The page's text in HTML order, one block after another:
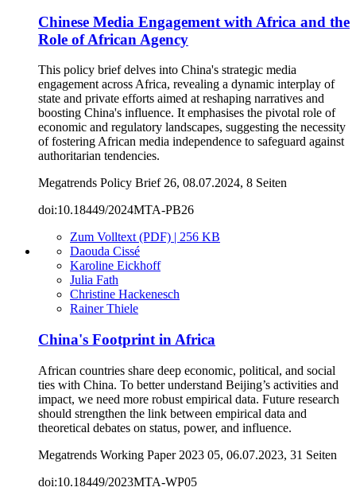
Chinese Media Engagement with Africa and the
Role of African Agency
This policy brief delves into China's strategic media
engagement across Africa, revealing a dynamic interplay of
state and private efforts aimed at reshaping narratives and
boosting China's influence. It emphasises the pivotal role of
economic and regulatory landscapes, suggesting the necessity
of fostering African media independence to safeguard against
authoritarian tendencies.
Megatrends Policy Brief 26, 08.07.2024, 8 Seiten
doi:10.18449/2024MTA-PB26
Zum Volltext (PDF) | 256 KB
Daouda Cissé
Karoline Eickhoff
Julia Fath
Christine Hackenesch
Rainer Thiele
China's Footprint in Africa
African countries share deep economic, political, and social
ties with China. To better understand Beijing’s activities and
impact, we need more robust empirical data. Future research
should strengthen the link between empirical data and
theoretical debates on status, power, and influence.
Megatrends Working Paper 2023 05, 06.07.2023, 31 Seiten
doi:10.18449/2023MTA-WP05